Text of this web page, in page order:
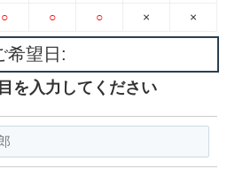
○
○
○
×
×
希望日:
を入力してください